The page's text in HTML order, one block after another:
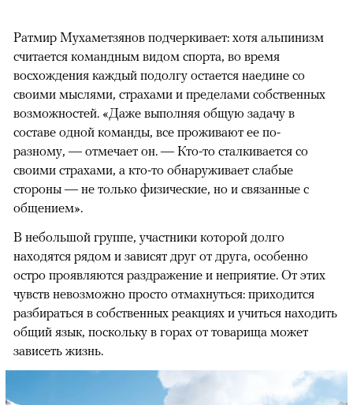
Ратмир Мухаметзянов подчеркивает: хотя альпинизм
считается командным видом спорта, во время
восхождения каждый подолгу остается наедине со
своими мыслями, страхами и пределами собственных
возможностей. «Даже выполняя общую задачу в
составе одной команды, все проживают ее по-
разному, — отмечает он. — Кто-то сталкивается со
своими страхами, а кто-то обнаруживает слабые
стороны — не только физические, но и связанные с
общением».
В небольшой группе, участники которой долго
находятся рядом и зависят друг от друга, особенно
остро проявляются раздражение и неприятие. От этих
чувств невозможно просто отмахнуться: приходится
разбираться в собственных реакциях и учиться находить
общий язык, поскольку в горах от товарища может
зависеть жизнь.